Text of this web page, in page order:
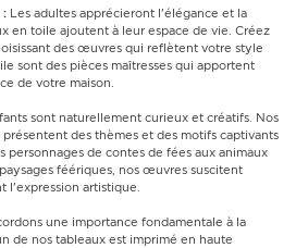
: Les adultes apprécieront l'élégance et la
en toile ajoutent à leur espace de vie. Créez
des œuvres qui reflètent votre style
sont des pièces maîtresses qui apportent
de votre maison.
sont naturellement curieux et créatifs. Nos
des thèmes et des motifs captivants
de contes de fées aux animaux
féériques, nos œuvres suscitent
l'expression artistique.
une importance fondamentale à la
de nos tableaux est imprimé en haute